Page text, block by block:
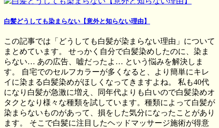
白髪どうしても染まらない【意外と知らない理由】
この記事では「どうしても白髪が染まらない理由」について
まとめています。 せっかく自分で白髪染めしたのに、染ま
らない… あの広告、嘘だったよ… という悩みを解決しま
す。 自宅でのセルフカラーが多くなると、より簡単にキレ
イに染まる白髪染めがほしくなってきますよね。 私も40代
になり白髪が急激に増え、同年代よりも白いので白髪染めオ
タクとなり様々な種類を試しています。種類によって白髪が
染まらないものがあって、損をした気分になったことがあり
ます。 そこで白髪に注目したヘッドマッサージ施術が得意